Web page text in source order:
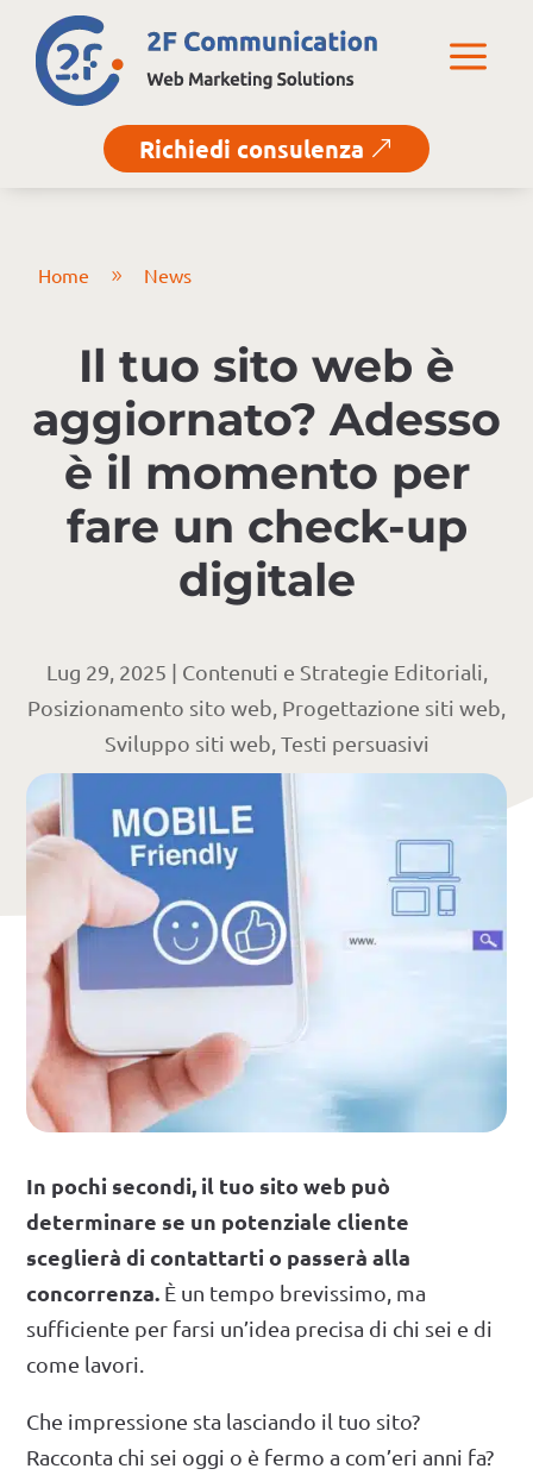
a
Richiedi consulenza &
Home 9 News
Il tuo sito web è
aggiornato? Adesso
è il momento per
fare un check-up
digitale
Lug 29, 2025 | Contenuti e Strategie Editoriali
Posizionamento sito web Progettazione siti web
Sviluppo siti web Testi persuasivi
In pochi secondi, il tuo sito web può
determinare se un potenziale cliente
sceglierà di contattarti o passerà alla
concorrenza. È un tempo brevissimo, ma
sufficiente per farsi un’idea precisa di chi sei e di
come lavori.
Che impressione sta lasciando il tuo sito?
Racconta chi sei oggi o è fermo a com’eri anni fa?